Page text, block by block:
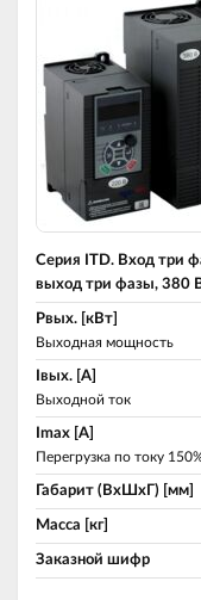
Серия ITD. Вход три
выход три фазы, 380
Pвых. [кВт]
Выходная мощность
Iвых. [A]
Выходной ток
Imax [A]
Перегрузка по току
Габарит (ВхШхГ) [мм]
Масса [кг]
Заказной шифр